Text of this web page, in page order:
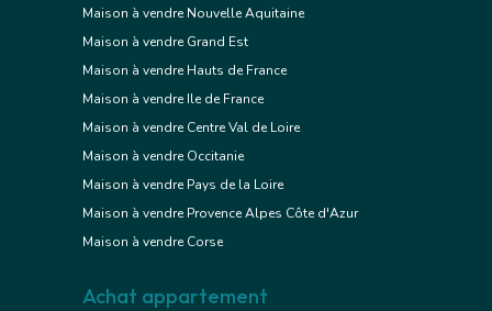
Maison à vendre Nouvelle Aquitaine
Maison à vendre Grand Est
Maison à vendre Hauts de France
Maison à vendre Ile de France
Maison à vendre Centre Val de Loire
Maison à vendre Occitanie
Maison à vendre Pays de la Loire
Maison à vendre Provence Alpes Côte d'Azur
Maison à vendre Corse
Achat appartement